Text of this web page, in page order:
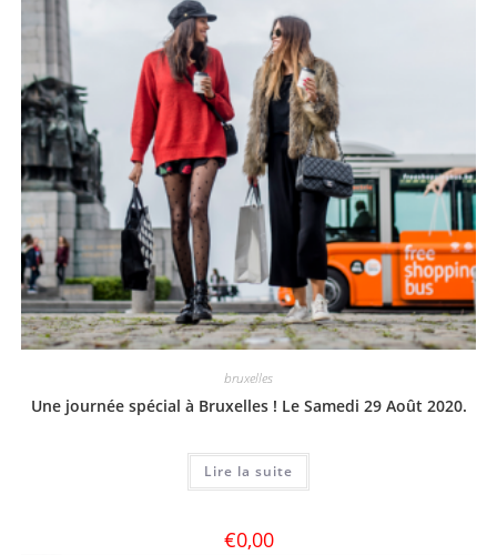
bruxelles
Une journée spécial à Bruxelles ! Le Samedi 29 Août 2020.
Lire la suite
€0,00